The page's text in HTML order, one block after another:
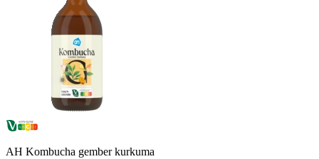
AH Kombucha gember kurkuma